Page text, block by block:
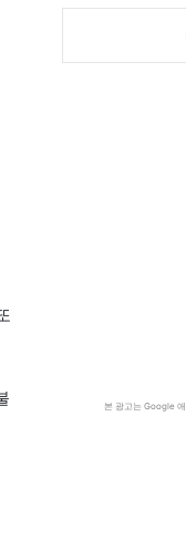
본 광고는 Google